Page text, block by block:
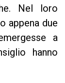
Nel loro
appena due
a
hanno